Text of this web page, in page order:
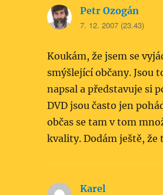
Petr Ozogán
7. 12. 2007 (23.43)
Koukám, že jsem se
smýšlející občany. Jsou
napsal a představuje si
DVD jsou často jen
občas se tam v tom
kvality. Dodám ještě, že
Karel